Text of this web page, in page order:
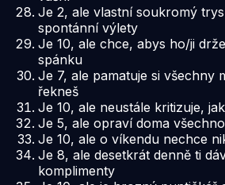
Je 2, ale vlastní soukromý
spontánní výlety
Je 10, ale chce, abys ho/ji
spánku
Je 7, ale pamatuje si všechny
řekneš
Je 10, ale neustále kritizuje,
Je 5, ale opraví doma
Je 10, ale o víkendu nechce
Je 8, ale desetkrát denně ti
komplimenty